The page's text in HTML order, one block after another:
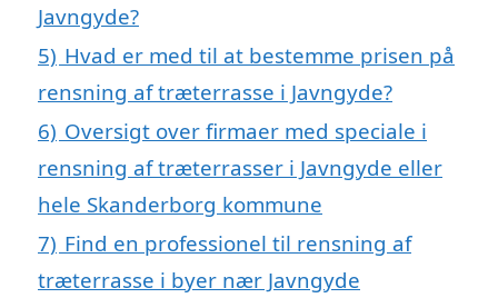
Javngyde?
5) Hvad er med til at bestemme prisen på
rensning af træterrasse i Javngyde?
6) Oversigt over firmaer med speciale i
rensning af træterrasser i Javngyde eller
hele Skanderborg kommune
7) Find en professionel til rensning af
træterrasse i byer nær Javngyde